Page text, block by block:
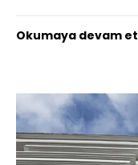
Okumaya devam et